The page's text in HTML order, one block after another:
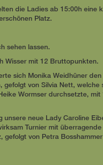
die Ladies ab 15:00h eine
Platz.
sehen lassen.
Wisser mit 12 Bruttopunkten.
sich Monika Weidhüner den
gefolgt von Silvia Nett, welche
Wormser durchsetzte, mit
unsere neue Lady Caroline
Turnier mit überragende
gefolgt von Petra